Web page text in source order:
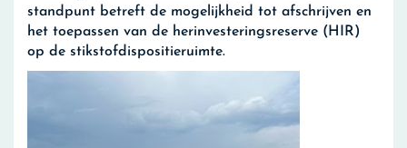
standpunt betreft de mogelijkheid tot afschrijven en
het toepassen van de herinvesteringsreserve (HIR)
op de stikstofdispositieruimte.